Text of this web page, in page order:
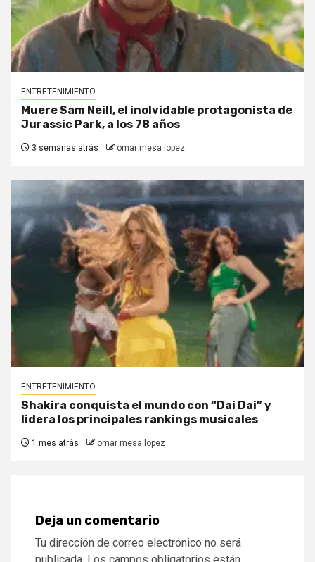
ENTRETENIMIENTO
Muere Sam Neill, el inolvidable protagonista de
Jurassic Park, a los 78 años
3 semanas atrás omar mesa lopez
ENTRETENIMIENTO
Shakira conquista el mundo con “Dai Dai” y
lidera los principales rankings musicales
1 mes atrás omar mesa lopez
Deja un comentario
Tu dirección de correo electrónico no será